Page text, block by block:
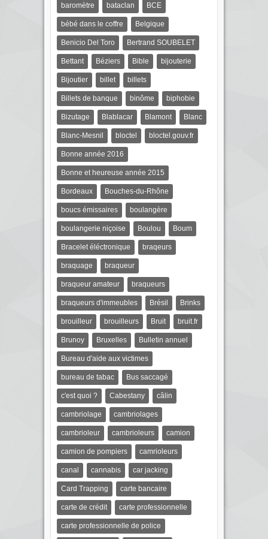
baromètre bataclan BCE
bébé dans le coffre Belgique
Benicio Del Toro Bertrand SOUBELET
Bettant Béziers Bible bijouterie
Bijoutier billet billets
Billets de banque binôme biphobie
Bizutage Blablacar Blamont Blanc
Blanc-Mesnil bloctel bloctel.gouv.fr
Bonne année 2016
Bonne et heureuse année 2015
Bordeaux Bouches-du-Rhône
boucs émissaires boulangère
boulangerie niçoise Boulou Boum
Bracelet éléctronique braqeurs
braquage braqueur
braqueur amateur braqueurs
braqueurs d'immeubles Brésil Brinks
brouilleur brouilleurs Bruit bruit.fr
Brunoy Bruxelles Bulletin annuel
Bureau d'aide aux victimes
bureau de tabac Bus saccagé
c'est quoi ? Cabestany câlin
cambriolage cambriolages
cambrioleur cambrioleurs camion
camion de pompiers camrioleurs
canal cannabis car jacking
Card Trapping carte bancaire
carte de crédit carte professionnelle
carte professionnelle de police